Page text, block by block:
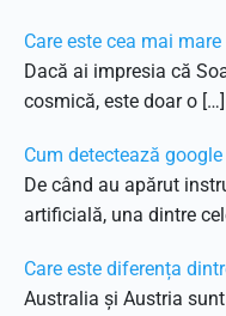
Care este cea mai
Dacă ai impresia că
cosmică, este doar o […]
Cum detectează
De când au apărut
artificială, una dintre
Care este diferența
Australia și Austria